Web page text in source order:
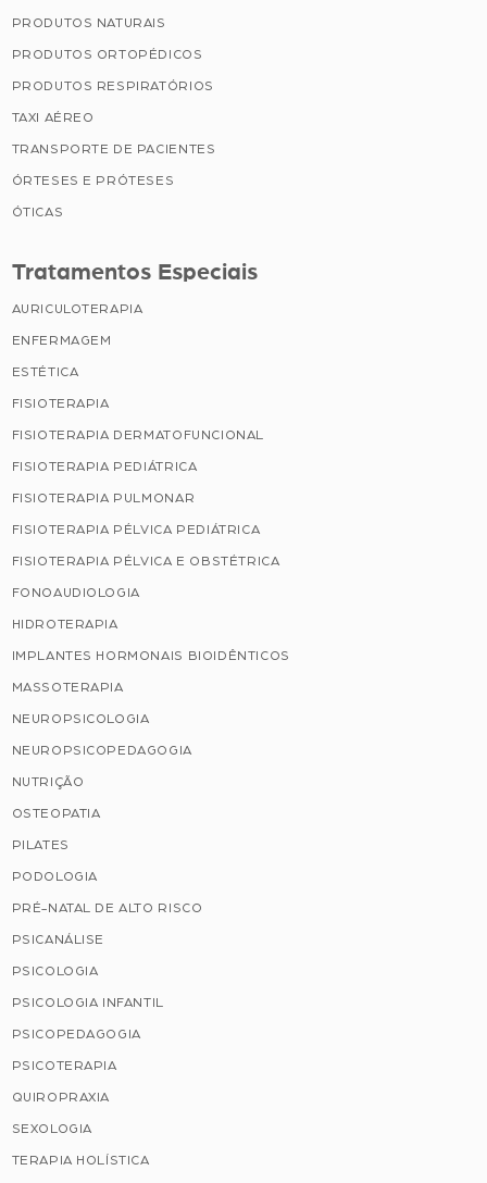
PRODUTOS NATURAIS
PRODUTOS ORTOPÉDICOS
PRODUTOS RESPIRATÓRIOS
TAXI AÉREO
TRANSPORTE DE PACIENTES
ÓRTESES E PRÓTESES
ÓTICAS
Tratamentos Especiais
AURICULOTERAPIA
ENFERMAGEM
ESTÉTICA
FISIOTERAPIA
FISIOTERAPIA DERMATOFUNCIONAL
FISIOTERAPIA PEDIÁTRICA
FISIOTERAPIA PULMONAR
FISIOTERAPIA PÉLVICA PEDIÁTRICA
FISIOTERAPIA PÉLVICA E OBSTÉTRICA
FONOAUDIOLOGIA
HIDROTERAPIA
IMPLANTES HORMONAIS BIOIDÊNTICOS
MASSOTERAPIA
NEUROPSICOLOGIA
NEUROPSICOPEDAGOGIA
NUTRIÇÃO
OSTEOPATIA
PILATES
PODOLOGIA
PRÉ-NATAL DE ALTO RISCO
PSICANÁLISE
PSICOLOGIA
PSICOLOGIA INFANTIL
PSICOPEDAGOGIA
PSICOTERAPIA
QUIROPRAXIA
SEXOLOGIA
TERAPIA HOLÍSTICA